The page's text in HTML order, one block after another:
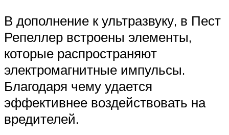
В дополнение к ультразвуку, в Пест
Репеллер встроены элементы,
которые распространяют
электромагнитные импульсы.
Благодаря чему удается
эффективнее воздействовать на
вредителей.